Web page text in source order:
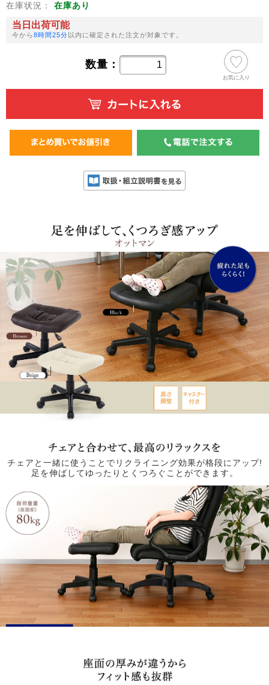
在庫状況： 在庫あり
当日出荷可能
今から8時間25分以内に確定された注文が対象です。
数量：
お気に入り
チェアと一緒に使うことでリクライニング効果が格段にアップ!
足を伸ばしてゆったりとくつろぐことができます。